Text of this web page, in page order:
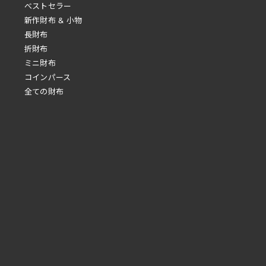
べストセラー
新作財布 & 小物
長財布
折財布
ミニ財布
コインパース
全ての財布